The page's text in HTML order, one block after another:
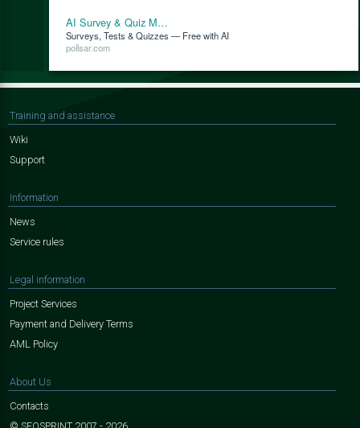
AI Survey & Quiz M…
Surveys, Tests & Quizzes — Free with AI
pollsar.com
Training and assistance
Wiki
Support
Information
News
Service rules
Legal information
Project Services
Payment and Delivery Terms
AML Policy
About Us
Contacts